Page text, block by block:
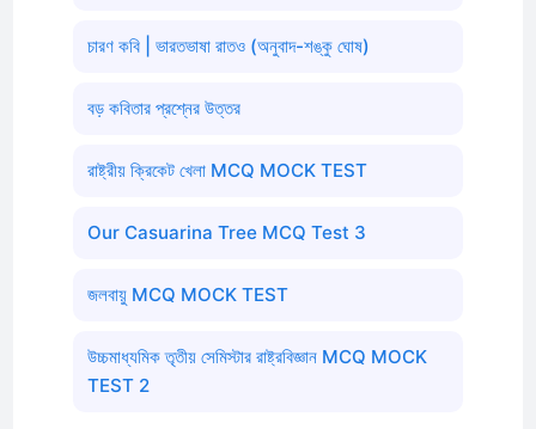
চারণ কবি | ভারতভাষা রাতও (অনুবাদ-শঙ্কু ঘোষ)
বড় কবিতার প্রশ্নের উত্তর
রাষ্ট্রীয় ক্রিকেট খেলা MCQ MOCK TEST
Our Casuarina Tree MCQ Test 3
জলবায়ু MCQ MOCK TEST
উচ্চমাধ্যমিক তৃতীয় সেমিস্টার রাষ্ট্রবিজ্ঞান MCQ MOCK
TEST 2